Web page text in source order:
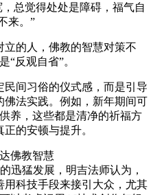
总觉得处处是障碍，福气自
来。”
立的人，佛教的智慧对策不
“反观自省”。
间习俗的仪式感，而是引导
法实践。例如，新年期间可
养，这些都是清净的祈福方
的安顿与提升。
佛教智慧
迅猛发展，明吉法师认为，
科技手段来接引大众，尤其